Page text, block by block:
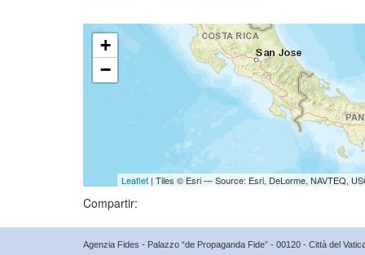
+
−
Leaflet| Tiles © Esri — Source: Esri, DeLorme, NAVTEQ,
Compartir:
Agenzia Fides - Palazzo “de Propaganda Fide” - 00120 - Città del